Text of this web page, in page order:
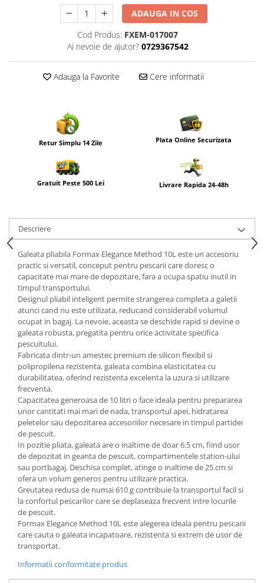
ADAUGA IN COS
Cod Produs: FXEM-017007
Ai nevoie de ajutor? 0729367542
Adauga la Favorite Cere informatii
Retur Simplu 14 Zile Plata Online Securizata
Gratuit Peste 500 Lei Livrare Rapida 24-48h
Descriere
Galeata pliabila Formax Elegance Method 10L este un accesoriu
practic si versatil, conceput pentru pescarii care doresc o
capacitate mai mare de depozitare, fara a ocupa spatiu inutil in
timpul transportului.
Designul pliabil inteligent permite strangerea completa a galetii
atunci cand nu este utilizata, reducand considerabil volumul
ocupat in bagaj. La nevoie, aceasta se deschide rapid si devine o
galeata robusta, pregatita pentru orice activitate specifica
pescuitului.
Fabricata dintr-un amestec premium de silicon flexibil si
polipropilena rezistenta, galeata combina elasticitatea cu
durabilitatea, oferind rezistenta excelenta la uzura si utilizare
frecventa.
Capacitatea generoasa de 10 litri o face ideala pentru prepararea
unor cantitati mai mari de nada, transportul apei, hidratarea
peletelor sau depozitarea accesoriilor necesare in timpul partidei
de pescuit.
In pozitie pliata, galeata are o inaltime de doar 6.5 cm, fiind usor
de depozitat in geanta de pescuit, compartimentele station-ului
sau portbagaj. Deschisa complet, atinge o inaltime de 25 cm si
ofera un volum generos pentru utilizare practica.
Greutatea redusa de numai 610 g contribuie la transportul facil si
la confortul pescarilor care se deplaseaza frecvent intre locurile
de pescuit.
Formax Elegance Method 10L este alegerea ideala pentru pescarii
care cauta o galeata incapatoare, rezistenta si extrem de usor de
transportat.
Informatii conformitate produs